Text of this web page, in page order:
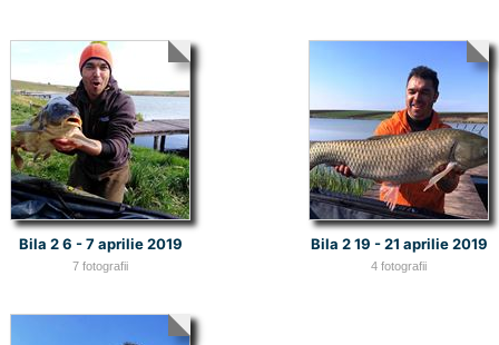
Bila 2 6 - 7 aprilie 2019
7 fotografii
Bila 2 19 - 21 aprilie 2019
4 fotografii